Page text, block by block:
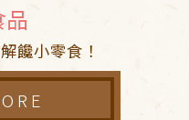
饞小零食！